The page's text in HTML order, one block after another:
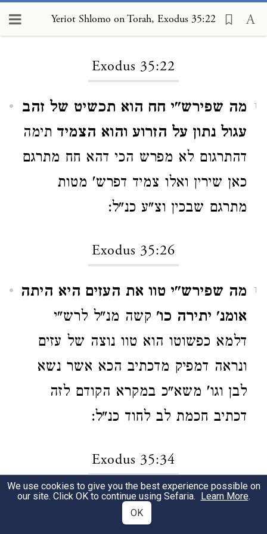
Yeriot Shlomo on Torah, Exodus 35:22
Exodus 35:22
1
מה שפירש"י חח הוא תכשיט של זהב
עגול נתון על הזרוע והוא הצמיד תימה
דהתרגום לא מפרש הכי דהא חח מתרגם
כאן שירין ואלו צמיד דפרש' מטות
מתרגם שבכין וצ"ע כנ"ל:
Exodus 35:26
1
מה שפירש"י טוו את העזים היא היתה
אומנ' יתירה כו' קשה מנ"ל לרש"י
דלמא כפשוטו הוא טוו נוצה של עזים
ונראה דמפיק מדכתיב הכא אשר נשא
לבן וגו' משא"כ במקרא הקודם לזה
דכתיב חכמת לב לחוד כנ"ל:
Exodus 35:34
מה שפירש"י ואהליאב משבע דן
מירודים שבשבטיםק' מה קשה לרש"י
We use cookies to give you the best experience possible on
our site. Click OK to continue using Sefaria. Learn More.
OK